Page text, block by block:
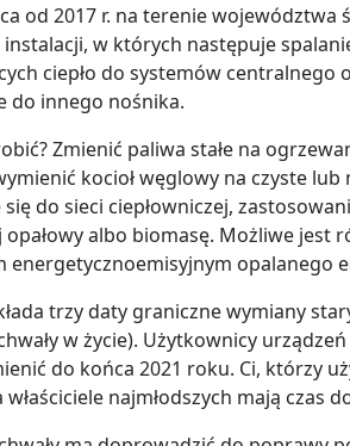
od 2017 r. na terenie województwa
w których następuje
ciepło do systemów centralnego
do innego nośnika.
Zmienić paliwa stałe na
kocioł węglowy na czyste
się do sieci ciepłowniczej,
opałowy albo biomasę. Możliwe
energetycznoemisyjnym opalanego
trzy daty graniczne wymiany
w życie). Użytkownicy
do końca 2021 roku. Ci, którzy
najmłodszych mają czas